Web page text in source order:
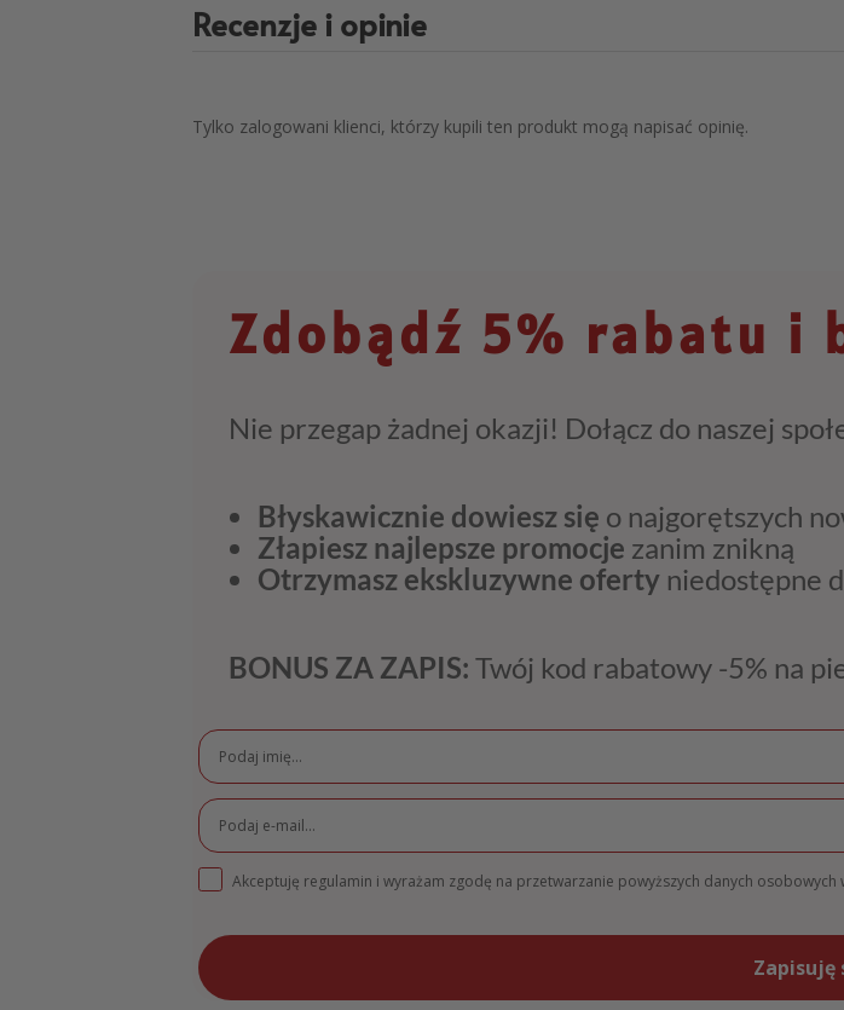
Recenzje i opinie
Tylko zalogowani klienci, którzy kupili ten produkt mogą napisać opinię.
Zdobądź 5% rabatu i
Nie przegap żadnej okazji! Dołącz do naszej
Błyskawicznie dowiesz się o najgorętszych
Złapiesz najlepsze promocje zanim znikną
Otrzymasz ekskluzywne oferty niedostępne
BONUS ZA ZAPIS: Twój kod rabatowy -5% na
Akceptuję regulamin i wyrażam zgodę na przetwarzanie powyższych danych osobowych
Zapisuję